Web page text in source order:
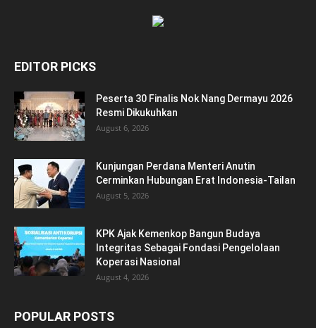
EDITOR PICKS
Peserta 30 Finalis Nok Nang Dermayu 2026
Resmi Dikukuhkan
August 6, 2026
Kunjungan Perdana Menteri Anutin
Cerminkan Hubungan Erat Indonesia-Tailan
August 5, 2026
KPK Ajak Kemenkop Bangun Budaya
Integritas Sebagai Fondasi Pengelolaan
Koperasi Nasional
August 4, 2026
POPULAR POSTS